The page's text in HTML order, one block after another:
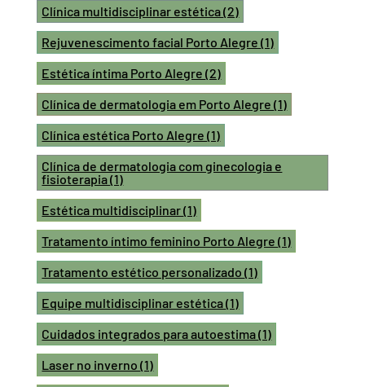
Clínica multidisciplinar estética(2)
Rejuvenescimento facial Porto Alegre(1)
Estética íntima Porto Alegre(2)
Clínica de dermatologia em Porto Alegre(1)
Clínica estética Porto Alegre(1)
Clínica de dermatologia com ginecologia e
fisioterapia(1)
Estética multidisciplinar(1)
Tratamento íntimo feminino Porto Alegre(1)
Tratamento estético personalizado(1)
Equipe multidisciplinar estética(1)
Cuidados integrados para autoestima(1)
Laser no inverno(1)